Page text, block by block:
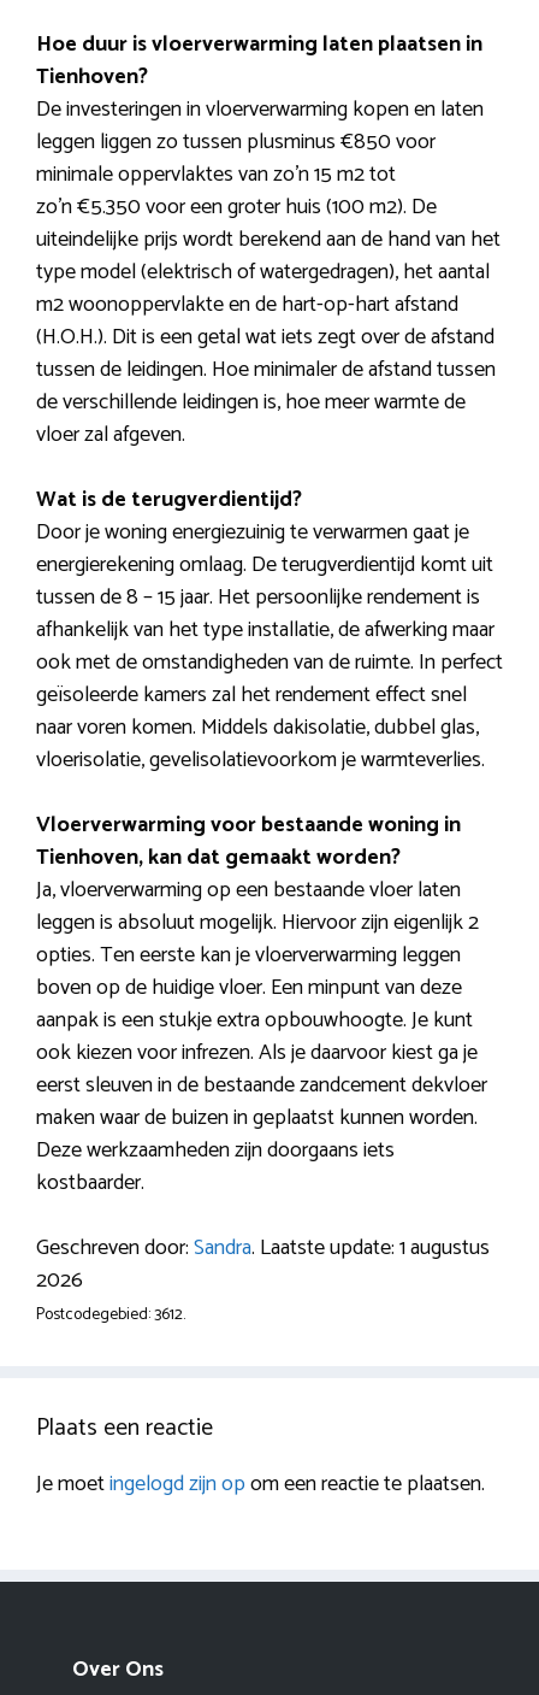
Hoe duur is vloerverwarming laten plaatsen in
Tienhoven?
De investeringen in vloerverwarming kopen en laten
leggen liggen zo tussen plusminus €850 voor
minimale oppervlaktes van zo’n 15 m2 tot
zo’n €5.350 voor een groter huis (100 m2). De
uiteindelijke prijs wordt berekend aan de hand van het
type model (elektrisch of watergedragen), het aantal
m2 woonoppervlakte en de hart-op-hart afstand
(H.O.H.). Dit is een getal wat iets zegt over de afstand
tussen de leidingen. Hoe minimaler de afstand tussen
de verschillende leidingen is, hoe meer warmte de
vloer zal afgeven.
Wat is de terugverdientijd?
Door je woning energiezuinig te verwarmen gaat je
energierekening omlaag. De terugverdientijd komt uit
tussen de 8 – 15 jaar. Het persoonlijke rendement is
afhankelijk van het type installatie, de afwerking maar
ook met de omstandigheden van de ruimte. In perfect
geïsoleerde kamers zal het rendement effect snel
naar voren komen. Middels dakisolatie, dubbel glas,
vloerisolatie, gevelisolatievoorkom je warmteverlies.
Vloerverwarming voor bestaande woning in
Tienhoven, kan dat gemaakt worden?
Ja, vloerverwarming op een bestaande vloer laten
leggen is absoluut mogelijk. Hiervoor zijn eigenlijk 2
opties. Ten eerste kan je vloerverwarming leggen
boven op de huidige vloer. Een minpunt van deze
aanpak is een stukje extra opbouwhoogte. Je kunt
ook kiezen voor infrezen. Als je daarvoor kiest ga je
eerst sleuven in de bestaande zandcement dekvloer
maken waar de buizen in geplaatst kunnen worden.
Deze werkzaamheden zijn doorgaans iets
kostbaarder.
Geschreven door:Sandra. Laatste update: 1 augustus
2026
Postcodegebied: 3612.
Plaats een reactie
Je moetingelogd zijn opom een reactie te plaatsen.
Over Ons